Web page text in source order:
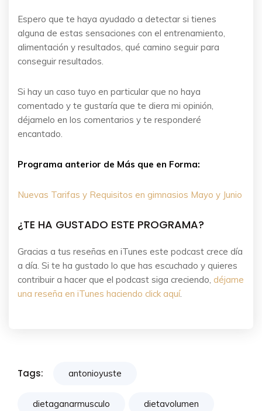
Espero que te haya ayudado a detectar si tienes
alguna de estas sensaciones con el entrenamiento,
alimentación y resultados, qué camino seguir para
conseguir resultados.
Si hay un caso tuyo en particular que no haya
comentado y te gustaría que te diera mi opinión,
déjamelo en los comentarios y te responderé
encantado.
Programa anterior de Más que en Forma:
Nuevas Tarifas y Requisitos en gimnasios Mayo y Junio
¿TE HA GUSTADO ESTE PROGRAMA?
Gracias a tus reseñas en iTunes este podcast crece día
a día. Si te ha gustado lo que has escuchado y quieres
contribuir a hacer que el podcast siga creciendo, déjame
una reseña en iTunes haciendo click aquí.
Tags: antonioyuste
dietaganarmusculo dietavolumen